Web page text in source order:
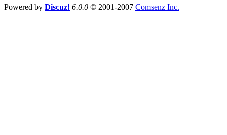
Powered by Discuz! 6.0.0 © 2001-2007 Comsenz Inc.